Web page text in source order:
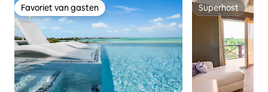
Favoriet van gasten
Favoriet van gasten Superhost
Superhost